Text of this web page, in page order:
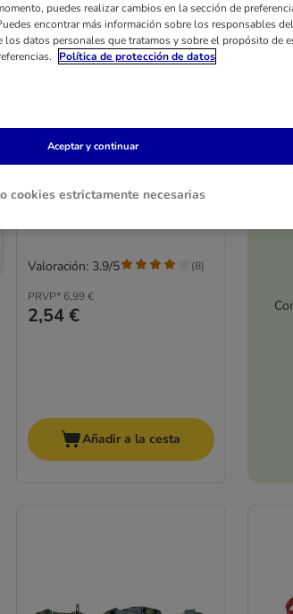
Collar HUNTER London
verde para perros
Vario Plus T/L: 34 - 56 cm
perímetro de cuello, ancho: 20
PRVP* 6,99 €
2,54 €
Valoración: 3.9/5 (8)
Añadir a la cesta
puedes realizar cambios en la sección de
encontrar más información sobre los responsables del
datos personales que tratamos y sobre el propósito de
Política de protección de datos
cookies estrictamente necesarias
Aceptar y continuar